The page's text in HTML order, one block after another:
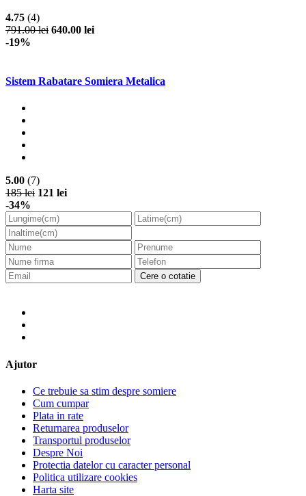
4.75 (4)
791.00 lei 640.00 lei
-19%
Sistem Rabatare Somiera Metalica
5.00 (7)
185 lei 121 lei
-34%
Cere o cotatie
Ajutor
Ce trebuie sa stim despre somiere
Cum cumpar
Plata in rate
Returnarea produselor
Transportul produselor
Despre Noi
Protectia datelor cu caracter personal
Politica utilizare cookies
Harta site